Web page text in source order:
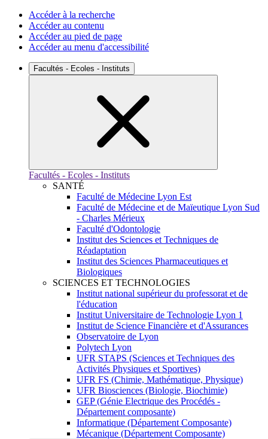
Accéder à la recherche
Accéder au contenu
Accéder au pied de page
Accéder au menu d'accessibilité
Facultés - Ecoles - Instituts
Facultés - Ecoles - Instituts
SANTÉ
Faculté de Médecine Lyon Est
Faculté de Médecine et de Maïeutique Lyon Sud
- Charles Mérieux
Faculté d'Odontologie
Institut des Sciences et Techniques de
Réadaptation
Institut des Sciences Pharmaceutiques et
Biologiques
SCIENCES ET TECHNOLOGIES
Institut national supérieur du professorat et de
l'éducation
Institut Universitaire de Technologie Lyon 1
Institut de Science Financière et d'Assurances
Observatoire de Lyon
Polytech Lyon
UFR STAPS (Sciences et Techniques des
Activités Physiques et Sportives)
UFR FS (Chimie, Mathématique, Physique)
UFR Biosciences (Biologie, Biochimie)
GEP (Génie Electrique des Procédés -
Département composante)
Informatique (Département Composante)
Mécanique (Département Composante)